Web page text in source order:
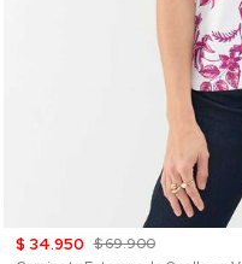
$ 34.950 $ 69.900